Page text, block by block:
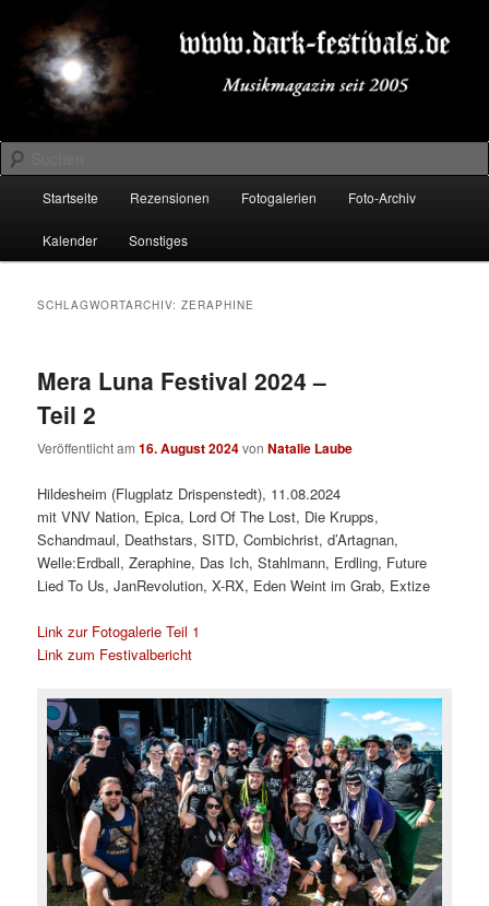
primären
Inhalt
springen
sekundären
Inhalt
springenDARK-FESTIVALS.DE
Suchen
Startseite Rezensionen Fotogalerien Foto-Archiv
Kalender Sonstiges
SCHLAGWORTARCHIV:ZERAPHINE
Mera Luna Festival 2024 –
Teil 2
Veröffentlicht am16. August 2024vonNatalie Laube
Hildesheim (Flugplatz Drispenstedt), 11.08.2024
mit VNV Nation, Epica, Lord Of The Lost, Die Krupps,
Schandmaul, Deathstars, SITD, Combichrist, d’Artagnan,
Welle:Erdball, Zeraphine, Das Ich, Stahlmann, Erdling, Future
Lied To Us, JanRevolution, X-RX, Eden Weint im Grab, Extize
Link zur Fotogalerie Teil 1
Link zum Festivalbericht